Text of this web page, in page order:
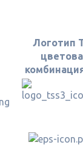
Логотип